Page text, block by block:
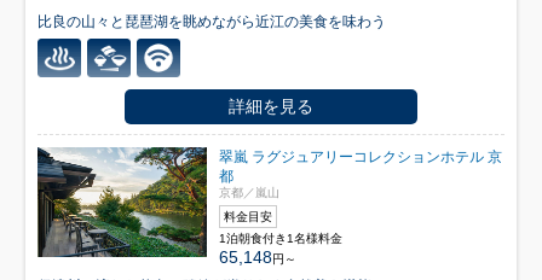
比良の山々と琵琶湖を眺めながら近江の美食を味わう
詳細を見る
翠嵐 ラグジュアリーコレクションホテル 京
都
京都／嵐山
料金目安
1泊朝食付き1名様料金
65,148円～